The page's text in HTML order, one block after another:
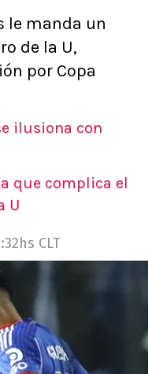
le manda un
de la U,
por Copa
ilusiona con
que complica el
U
CLT